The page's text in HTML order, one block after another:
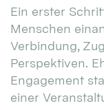
Ein erster
Menschen
Verbindung,
Perspektiven.
Engagement
einer